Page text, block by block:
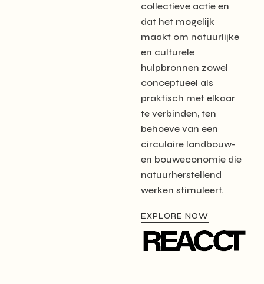
collectieve actie en
dat het mogelijk
maakt om natuurlijke
en culturele
hulpbronnen zowel
conceptueel als
praktisch met elkaar
te verbinden, ten
behoeve van een
circulaire landbouw-
en bouweconomie die
natuurherstellend
werken stimuleert.
EXPLORE NOW